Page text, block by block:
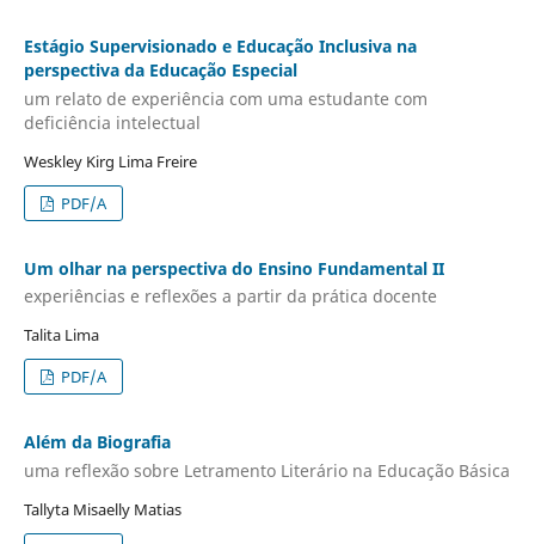
Estágio Supervisionado e Educação Inclusiva na
perspectiva da Educação Especial
um relato de experiência com uma estudante com
deficiência intelectual
Weskley Kirg Lima Freire
PDF/A
Um olhar na perspectiva do Ensino Fundamental II
experiências e reflexões a partir da prática docente
Talita Lima
PDF/A
Além da Biografia
uma reflexão sobre Letramento Literário na Educação Básica
Tallyta Misaelly Matias